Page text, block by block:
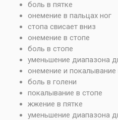
боль в пятке
онемение в пальцах ног
стопа свисает вниз
онемение в стопе
боль в стопе
уменьшение диапазона
онемение и покалывание
боль в голени
покалывание в стопе
жжение в пятке
уменьшение диапазона